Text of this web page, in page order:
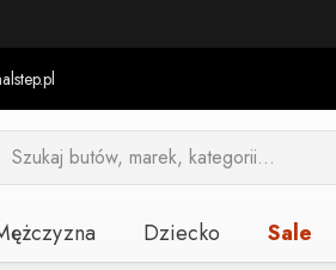
produktów
Dziecko Sale